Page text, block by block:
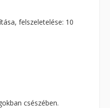
felszeletelése: 10
csészében.